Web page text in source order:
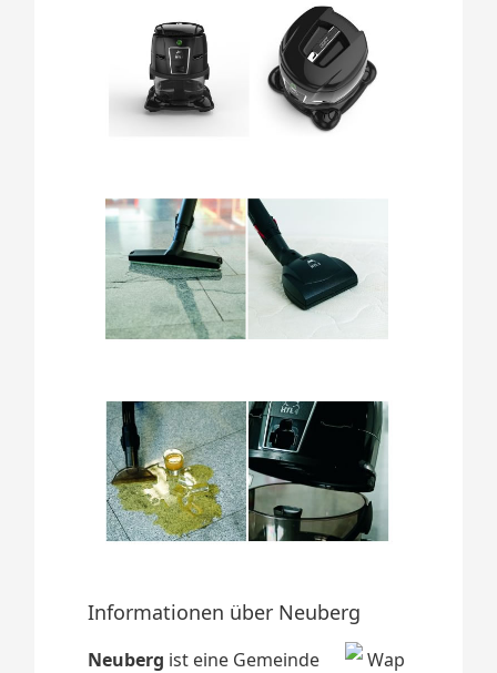
Informationen über Neuberg
Neuberg ist eine Gemeinde